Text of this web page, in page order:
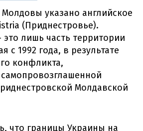
указано английское
(Приднестровье).
лишь часть территории
с 1992 года, в результате
конфликта,
Молдавской
что границы Украины на